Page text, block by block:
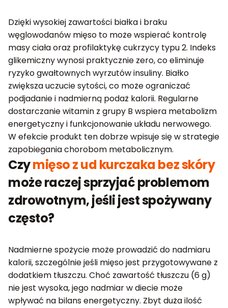
Dzięki wysokiej zawartości białka i braku
węglowodanów mięso to może wspierać kontrolę
masy ciała oraz profilaktykę cukrzycy typu 2. Indeks
glikemiczny wynosi praktycznie zero, co eliminuje
ryzyko gwałtownych wyrzutów insuliny. Białko
zwiększa uczucie sytości, co może ograniczać
podjadanie i nadmierną podaż kalorii. Regularne
dostarczanie witamin z grupy B wspiera metabolizm
energetyczny i funkcjonowanie układu nerwowego.
W efekcie produkt ten dobrze wpisuje się w strategie
zapobiegania chorobom metabolicznym.
Czymięso z ud kurczaka bez skóry
może raczej sprzyjać problemom
zdrowotnym, jeśli jest spożywany
często?
Nadmierne spożycie może prowadzić do nadmiaru
kalorii, szczególnie jeśli mięso jest przygotowywane z
dodatkiem tłuszczu. Choć zawartość tłuszczu (6 g)
nie jest wysoka, jego nadmiar w diecie może
wpływać na bilans energetyczny. Zbyt duża ilość